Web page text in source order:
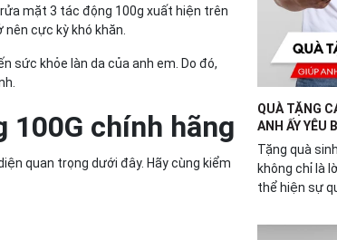
mặt 3 tác động 100g xuất hiện trên
cực kỳ khó khăn.
sức khỏe làn da của anh em. Do đó,
chính hãng
quan trọng dưới đây. Hãy cùng kiểm
QUÀ TẶNG
ANH ẤY YÊU
Tặng quà
không chỉ là
thể hiện sự